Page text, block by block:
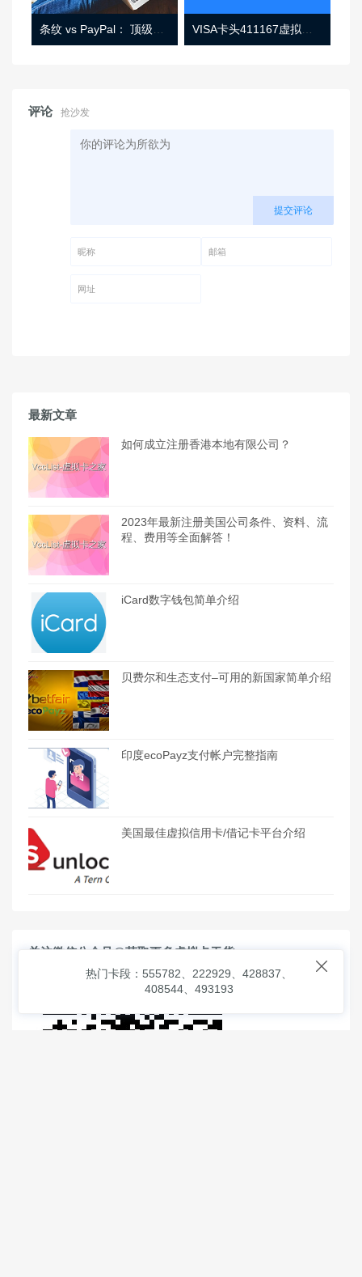
条纹 vs PayPal： 顶级功能， 定价 （和更多！ VISA卡头411167虚拟卡基础信息
评论 抢沙发
提交评论
最新文章
如何成立注册香港本地有限公司？
2023年最新注册美国公司条件、资料、流
程、费用等全面解答！
iCard数字钱包简单介绍
贝费尔和生态支付–可用的新国家简单介绍
印度ecoPayz支付帐户完整指南
美国最佳虚拟信用卡/借记卡平台介绍
关注微信公众号@获取更多虚拟卡干货

热门卡段：555782、222929、428837、
408544、493193